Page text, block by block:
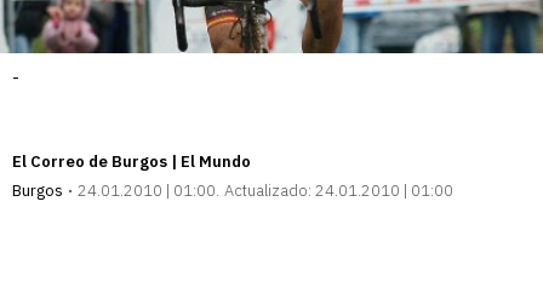
-
El Correo de Burgos | El Mundo
Burgos
24.01.2010 | 01:00 Actualizado: 24.01.2010 | 01:00